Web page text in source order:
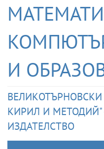
И
ВЕЛИКОТЪРНОВСКИ
КИРИЛ И МЕТОДИЙ"
ИЗДАТЕЛСТВО